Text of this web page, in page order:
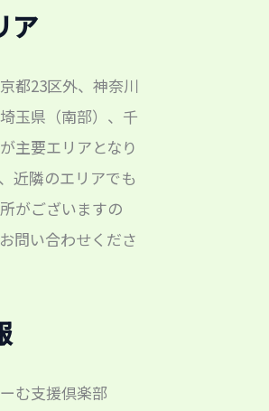
ア
都23区外、神奈川
玉県（南部）、千
主要エリアとなり
近隣のエリアでも
がございますの
問い合わせくださ
む支援倶楽部